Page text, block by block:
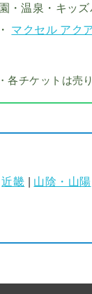
園・温泉・キッ
・ マクセル アク
各チケットは売
近畿 | 山陰・山陽